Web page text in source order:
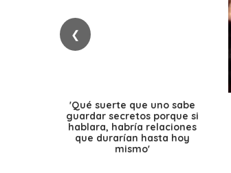
❮
'Qué suerte que uno sabe
guardar secretos porque si
hablara, habría relaciones
que durarían hasta hoy
mismo'